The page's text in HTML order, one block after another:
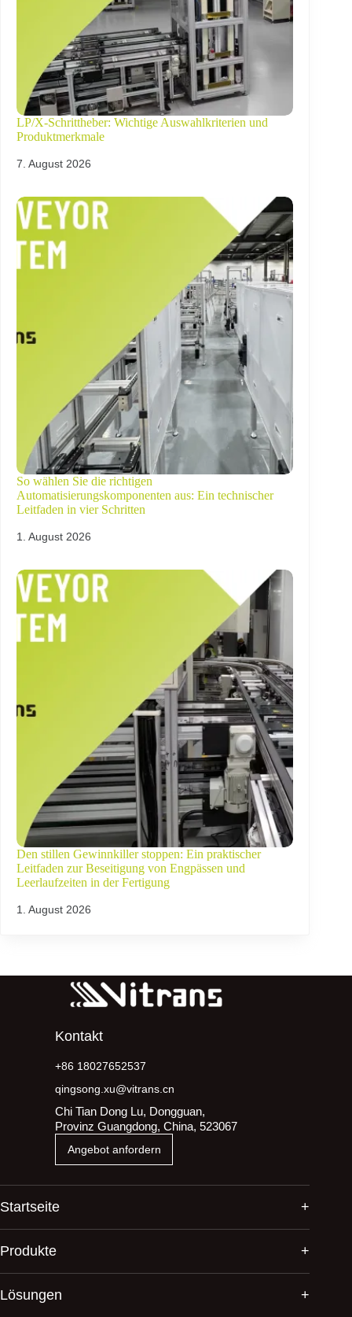
LP/X-Schrittheber: Wichtige Auswahlkriterien und
Produktmerkmale
7. August 2026
So wählen Sie die richtigen
Automatisierungskomponenten aus: Ein technischer
Leitfaden in vier Schritten
1. August 2026
Den stillen Gewinnkiller stoppen: Ein praktischer
Leitfaden zur Beseitigung von Engpässen und
Leerlaufzeiten in der Fertigung
1. August 2026
Kontakt
+86 18027652537
qingsong.xu@vitrans.cn
Chi Tian Dong Lu, Dongguan,
Provinz Guangdong, China, 523067
Angebot anfordern
Startseite
Produkte
Lösungen